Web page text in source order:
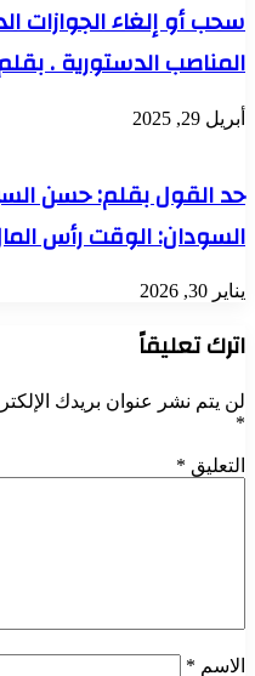
سحب أو إلغاء الجوازات
المناصب الدستورية .
أبريل 29, 2025
حد القول بقلم: حسن
السودان: الوقت رأس
يناير 30, 2026
اترك تعليقاً
لن يتم نشر عنوان بريدك
*
التعليق *
الاسم *